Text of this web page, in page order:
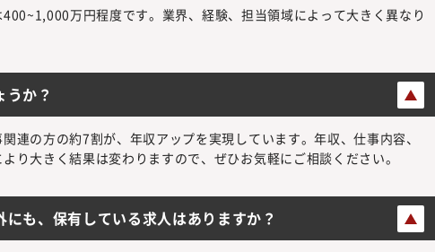
万円程度です。業界、経験、担当領域によって大きく異なり
か？
連の方の約7割が、年収アップを実現しています。年収、仕事内容、
り大きく結果は変わりますので、ぜひお気軽にご相談ください。
も、保有している求人はありますか？